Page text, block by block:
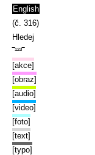
English
(č. 316)
Hledej
‾¹²³‾
[akce]
[obraz]
[audio]
[video]
[foto]
[text]
[typo]